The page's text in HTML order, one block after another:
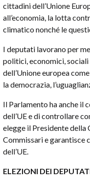
cittadini dell’Unione
all’economia, la lotta
climatico nonché le
I deputati lavorano per
politici, economici,
dell’Unione europea
la democrazia,
Il Parlamento ha anche il
dell’UE e di controllare
elegge il Presidente della
Commissari e garantisce
dell’UE.
ELEZIONI DEI